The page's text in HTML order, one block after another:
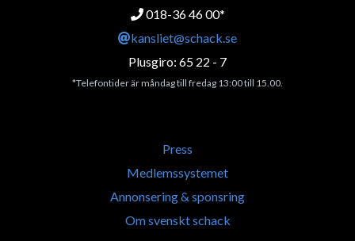
018-36 46 00*
kansliet@schack.se
Plusgiro: 65 22 - 7
*Telefontider är måndag till fredag 13:00 till 15.00.
Press
Medlemssystemet
Annonsering & sponsring
Om svenskt schack